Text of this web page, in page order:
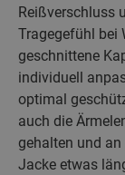
Reißverschluss
Tragegefühl bei
geschnittene
individuell
optimal
auch die
gehalten und
Jacke etwas